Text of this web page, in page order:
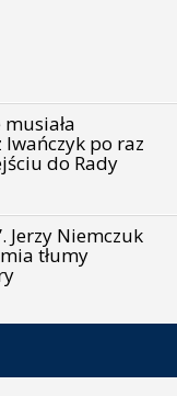
Iwańczyk po raz
do Rady
Jerzy Niemczuk
tłumy